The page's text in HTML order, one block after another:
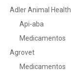
Adler Animal Health
Api-aba
Medicamentos
Agrovet
Medicamentos